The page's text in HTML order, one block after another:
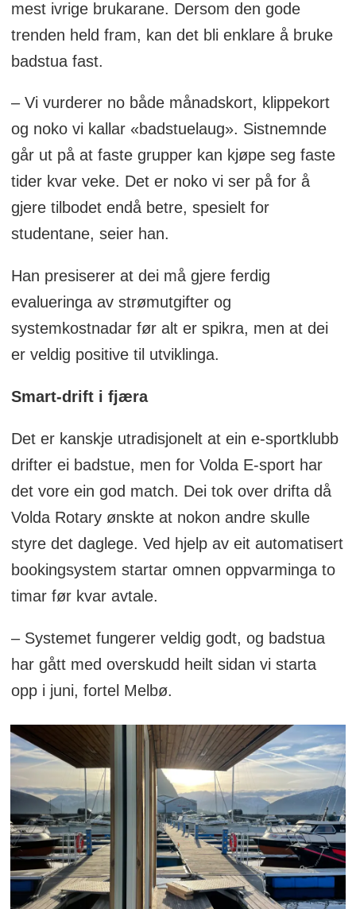
mest ivrige brukarane. Dersom den gode
trenden held fram, kan det bli enklare å bruke
badstua fast.
– Vi vurderer no både månadskort, klippekort
og noko vi kallar «badstuelaug». Sistnemnde
går ut på at faste grupper kan kjøpe seg faste
tider kvar veke. Det er noko vi ser på for å
gjere tilbodet endå betre, spesielt for
studentane, seier han.
Han presiserer at dei må gjere ferdig
evalueringa av strømutgifter og
systemkostnadar før alt er spikra, men at dei
er veldig positive til utviklinga.
Smart-drift i fjæra
Det er kanskje utradisjonelt at ein e-sportklubb
drifter ei badstue, men for Volda E-sport har
det vore ein god match. Dei tok over drifta då
Volda Rotary ønskte at nokon andre skulle
styre det daglege. Ved hjelp av eit automatisert
bookingsystem startar omnen oppvarminga to
timar før kvar avtale.
– Systemet fungerer veldig godt, og badstua
har gått med overskudd heilt sidan vi starta
opp i juni, fortel Melbø.